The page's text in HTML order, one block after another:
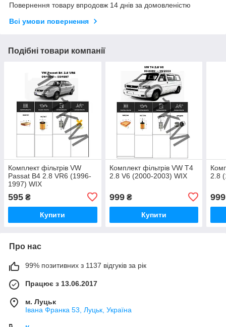
Повернення товару впродовж 14 днів за домовленістю
Всі умови повернення
Подібні товари компанії
Комплект фільтрів VW
Passat B4 2.8 VR6 (1996-
1997) WIX
595 ₴
Купити
Комплект фільтрів VW T4
2.8 V6 (2000-2003) WIX
999₴
Купити
2.8
999
Про нас
99% позитивних з 1137 відгуків за рік
Працює з 13.06.2017
м. Луцьк
Івана Франка 53, Луцьк, Україна